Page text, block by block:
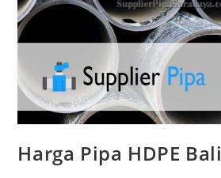
Harga Pipa HDPE Bali